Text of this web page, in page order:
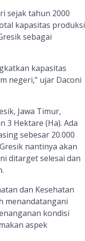
sejak tahun 2000
kapasitas produksi
sebagai
kapasitas
negeri," ujar Daconi
Jawa Timur,
3 Hektare (Ha). Ada
sebesar 20.000
nantinya akan
ditarget selesai dan
dan Kesehatan
menandatangani
kondisi
aspek